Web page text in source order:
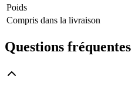
Poids
Compris dans la livraison
Questions fréquentes